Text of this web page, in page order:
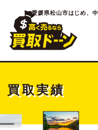
愛媛県松山市はじめ、
買取実績